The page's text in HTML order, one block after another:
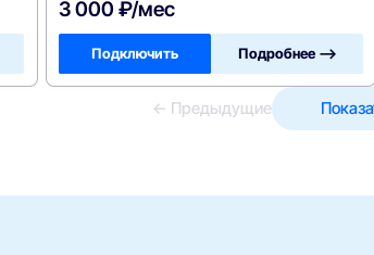
3 000 ₽/мес
Подключить Подробнее —>
← Предыдущие